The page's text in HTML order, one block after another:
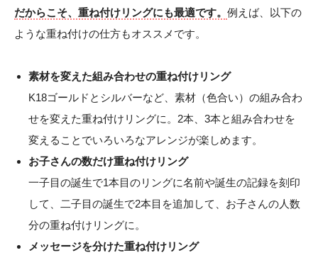
だからこそ、重ね付けリングにも最適です。 例えば、以下の
ような重ね付けの仕方もオススメです。
素材を変えた組み合わせの重ね付けリング
K18ゴールドとシルバーなど、素材（色合い）の組み合わ
せを変えた重ね付けリングに。2本、3本と組み合わせを
変えることでいろいろなアレンジが楽しめます。
お子さんの数だけ重ね付けリング
一子目の誕生で1本目のリングに名前や誕生の記録を刻印
して、二子目の誕生で2本目を追加して、お子さんの人数
分の重ね付けリングに。
メッセージを分けた重ね付けリング